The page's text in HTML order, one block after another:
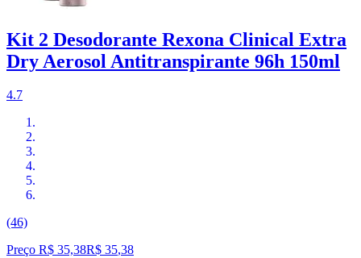
Kit 2 Desodorante Rexona Clinical Extra
Dry Aerosol Antitranspirante 96h 150ml
4.7
(46)
Preço R$ 35,38R$ 35,38